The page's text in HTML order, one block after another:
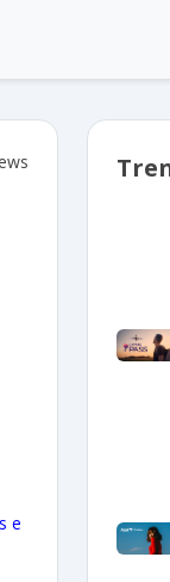
e